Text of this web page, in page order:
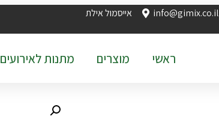
info@gimix.co.il אייסמול אילת
ראשי מוצרים מתנות לאירועים